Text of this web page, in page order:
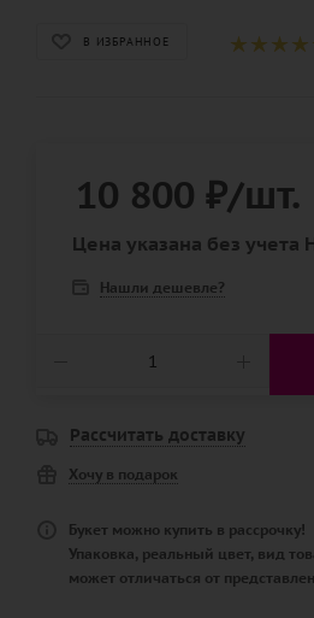
В ИЗБРАННОЕ
10 800 ₽/шт.
Цена указана без учета
Нашли дешевле?
Рассчитать доставку
Хочу в подарок
Букет можно купить в рассрочку!
Упаковка, реальный цвет, вид
может отличаться от